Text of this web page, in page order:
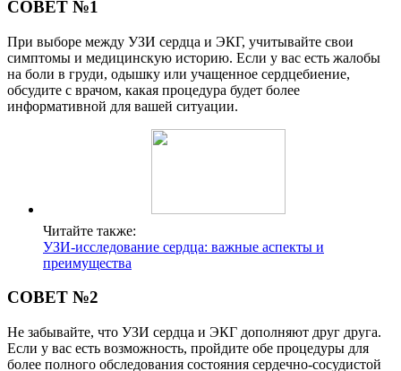
СОВЕТ №1
При выборе между УЗИ сердца и ЭКГ, учитывайте свои
симптомы и медицинскую историю. Если у вас есть жалобы
на боли в груди, одышку или учащенное сердцебиение,
обсудите с врачом, какая процедура будет более
информативной для вашей ситуации.
Читайте также:
УЗИ-исследование сердца: важные аспекты и
преимущества
СОВЕТ №2
Не забывайте, что УЗИ сердца и ЭКГ дополняют друг друга.
Если у вас есть возможность, пройдите обе процедуры для
более полного обследования состояния сердечно-сосудистой